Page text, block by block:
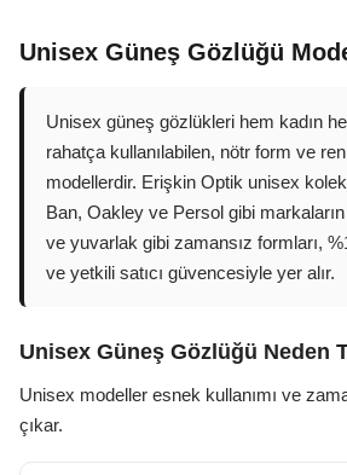
Unisex Güneş Gözlüğü
Unisex güneş gözlükleri hem kadın
rahatça kullanılabilen, nötr form ve
modellerdir. Erişkin Optik unisex
Ban, Oakley ve Persol gibi
ve yuvarlak gibi zamansız formları,
ve yetkili satıcı güvencesiyle yer alır.
Unisex Güneş Gözlüğü Neden
Unisex modeller esnek kullanımı ve
çıkar.